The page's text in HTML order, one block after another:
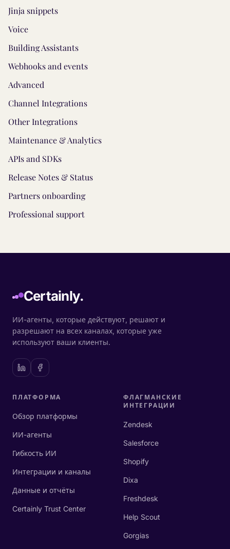
Jinja snippets
Voice
Building Assistants
Webhooks and events
Advanced
Channel Integrations
Other Integrations
Maintenance & Analytics
APIs and SDKs
Release Notes & Status
Partners onboarding
Professional support
Certainly.
ИИ-агенты, которые действуют, решают и
разрешают на всех каналах, которые уже
используют ваши клиенты.
ПЛАТФОРМА
Обзор платформы
ИИ-агенты
Гибкость ИИ
Интеграции и каналы
Данные и отчёты
Certainly Trust Center
ФЛАГМАНСКИЕ
ИНТЕГРАЦИИ
Zendesk
Salesforce
Shopify
Dixa
Freshdesk
Help Scout
Gorgias